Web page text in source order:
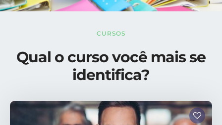
CURSOS
Qual o curso você mais se
identifica?